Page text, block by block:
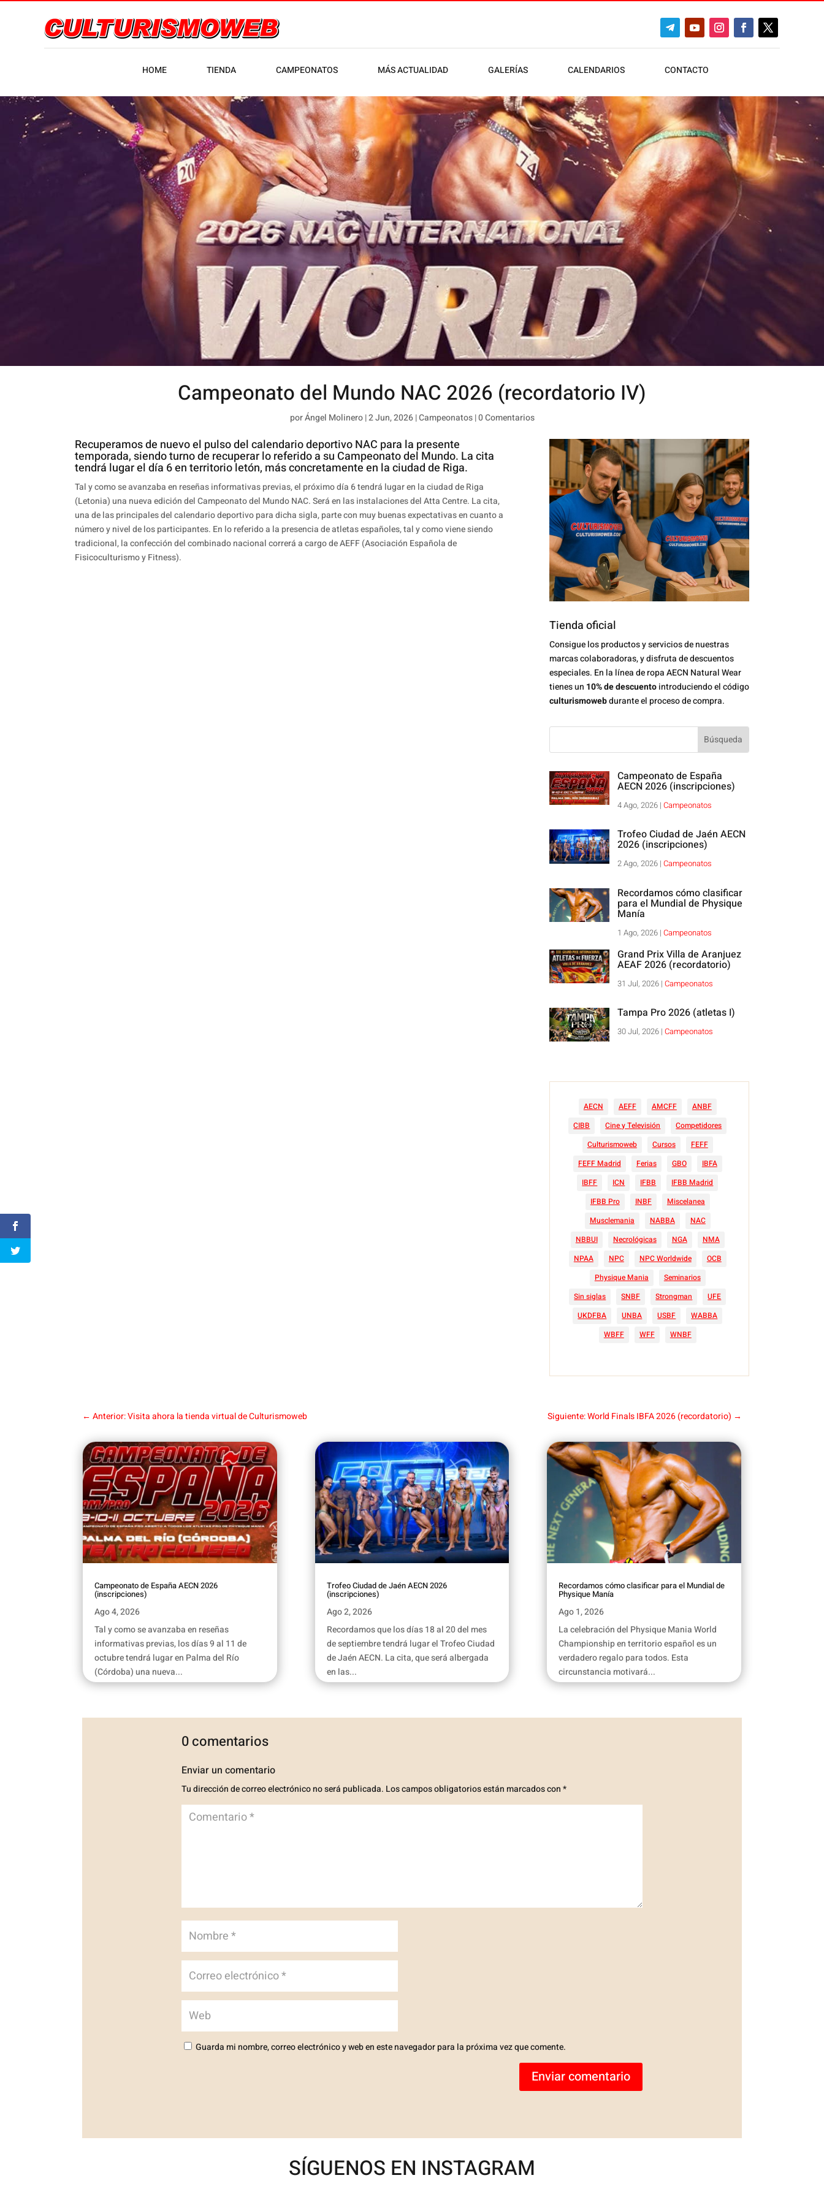
HOME TIENDA CAMPEONATOS MÁS ACTUALIDAD GALERÍAS CALENDARIOS CONTACTO
Campeonato del Mundo NAC 2026 (recordatorio IV)
porÁngel Molinero|2 Jun, 2026|Campeonatos|0 Comentarios
Recuperamos de nuevo el pulso del calendario deportivo NAC para la presente
temporada, siendo turno de recuperar lo referido a su Campeonato del Mundo. La cita
tendrá lugar el día 6 en territorio letón, más concretamente en la ciudad de Riga.
Tal y como se avanzaba en reseñas informativas previas, el próximo día 6 tendrá lugar en la ciudad de Riga
(Letonia) una nueva edición del Campeonato del Mundo NAC. Será en las instalaciones del Atta Centre. La cita,
una de las principales del calendario deportivo para dicha sigla, parte con muy buenas expectativas en cuanto a
número y nivel de los participantes. En lo referido a la presencia de atletas españoles, tal y como viene siendo
tradicional, la confección del combinado nacional correrá a cargo de AEFF (Asociación Española de
Fisicoculturismo y Fitness).
Tienda oficial
Consigue los productos y servicios de nuestras
marcas colaboradoras, y disfruta de descuentos
especiales. En la línea de ropa AECN Natural Wear
tienes un 10% de descuentointroduciendo el código
culturismowebdurante el proceso de compra.
Campeonato de España
AECN 2026 (inscripciones)
4 Ago, 2026| Campeonatos
Trofeo Ciudad de Jaén AECN
2026 (inscripciones)
2 Ago, 2026| Campeonatos
Recordamos cómo clasificar
para el Mundial de Physique
Manía
1 Ago, 2026| Campeonatos
Grand Prix Villa de Aranjuez
AEAF 2026 (recordatorio)
31 Jul, 2026| Campeonatos
Tampa Pro 2026 (atletas I)
30 Jul, 2026| Campeonatos
AECN AEFF AMCFF
ANBF
CIBB
Cine y Televisión
Competidores
Culturismoweb
Cursos
FEFF
FEFF Madrid
Ferias GBO
IBFA
IBFF
ICN IFBB
IFBB Madrid
IFBB Pro
INBF
Miscelanea
Musclemania
NABBA
NAC
NBBUI
Necrológicas NGA
NMA
NPAA
NPC NPC Worldwide
OCB
Physique Mania
Seminarios
Sin siglas
SNBF Strongman
UFE
UKDFBA
UNBA USBF
WABBA
WBFF
WFF WNBF
←Anterior: Visita ahora la tienda virtual de Culturismoweb Siguiente: World Finals IBFA 2026 (recordatorio) →
Campeonato de España AECN 2026
(inscripciones)
Ago 4, 2026
Tal y como se avanzaba en reseñas
informativas previas, los días 9 al 11 de
octubre tendrá lugar en Palma del Río
(Córdoba) una nueva...
Trofeo Ciudad de Jaén AECN 2026
(inscripciones)
Ago 2, 2026
Recordamos que los días 18 al 20 del mes
de septiembre tendrá lugar el Trofeo Ciudad
de Jaén AECN. La cita, que será albergada
en las...
Recordamos cómo clasificar para el Mundial de
Physique Manía
Ago 1, 2026
La celebración del Physique Mania World
Championship en territorio español es un
verdadero regalo para todos. Esta
circunstancia motivará...
0 comentarios
Enviar un comentario
Tu dirección de correo electrónico no será publicada. Los campos obligatorios están marcados con*
Guarda mi nombre, correo electrónico y web en este navegador para la próxima vez que comente.
Enviar comentario
SÍGUENOS EN INSTAGRAM